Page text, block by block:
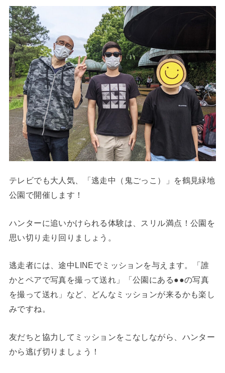
テレビでも大人気、「逃走中（鬼ごっこ）」を鶴見緑地
公園で開催します！
ハンターに追いかけられる体験は、スリル満点！公園を
思い切り走り回りましょう。
逃走者には、途中LINEでミッションを与えます。「誰
かとペアで写真を撮って送れ」「公園にある●●の写真
を撮って送れ」など、どんなミッションが来るかも楽し
みですね。
友だちと協力してミッションをこなしながら、ハンター
から逃げ切りましょう！